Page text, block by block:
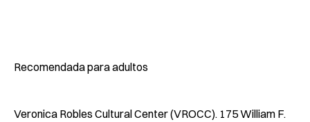
Recomendada para adultos
Veronica Robles Cultural Center (VROCC). 175 William F.